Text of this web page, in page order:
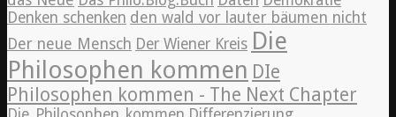
Denken schenken den wald vor lauter bäumen nicht
Der neue Mensch Der Wiener Kreis Die
Philosophen kommen DIe
Philosophen kommen - The Next Chapter